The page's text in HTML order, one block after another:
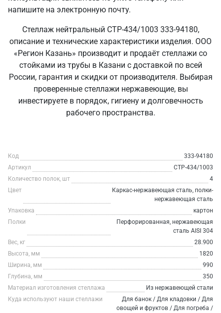
напишите на электронную почту.
Стеллаж нейтральный СТР-434/1003 333-94180,
описание и технические характеристики изделия. ООО
«Регион Казань» производит и продаёт стеллажи со
стойками из трубы в Казани с доставкой по всей
России, гарантия и скидки от производителя. Выбирая
проверенные стеллажи нержавеющие, вы
инвестируете в порядок, гигиену и долговечность
рабочего пространства.
Код
333-94180
Артикул
СТР-434/1003
Количество полок, шт
4
Цвет
Каркас-нержавеющая сталь, полки-
нержавеющая сталь
Упаковка
картон
Полки
Перфорированная, нержавеющая
сталь AISI 304
Вес, кг
28.900
Высота, мм
1820
Ширина, мм
990
Глубина, мм
350
Материал изготовления стеллажа
Из нержавеющей стали
Куда используют наши стеллажи
Для банок / Для кладовки / Для
овощей и фруктов / Для погреба /